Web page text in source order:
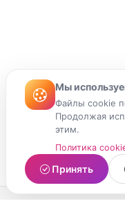
Мы
Файлы cookie
Продолжая
этим.
Политика
Принять